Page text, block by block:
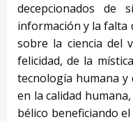
decepcionados de
información y la falta
sobre la ciencia del
felicidad, de la
tecnología humana y
en la calidad
bélico beneficiando